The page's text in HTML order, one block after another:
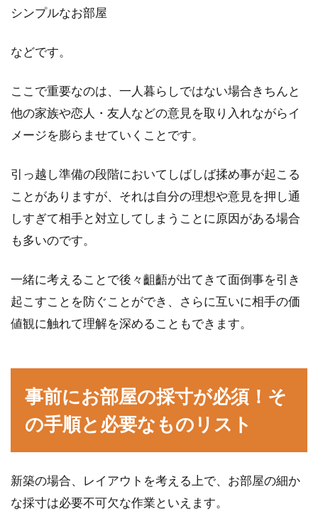
何時までなら許される？！
壁一枚で仕切られているような賃貸アパートで
きには騒音ト...
アパートなどの賃貸住宅にお住まいの方の中に
は、光回線を利用してインターネットを楽しん
でいる方も多...
アパートで同棲する時世帯主はどう
する？2人共世帯主可能？
彼と、彼女と、アパートで同棲することになっ
に住んで...
シンプルなお部屋
などです。
ここで重要なのは、一人暮らしではない場合きちんと
他の家族や恋人・友人などの意見を取り入れながらイ
メージを膨らませていくことです。
引っ越し準備の段階においてしばしば揉め事が起こる
ことがありますが、それは自分の理想や意見を押し通
しすぎて相手と対立してしまうことに原因がある場合
も多いのです。
一緒に考えることで後々齟齬が出てきて面倒事を引き
起こすことを防ぐことができ、さらに互いに相手の価
値観に触れて理解を深めることもできます。
事前にお部屋の採寸が必須！そ
の手順と必要なものリスト
新築の場合、レイアウトを考える上で、お部屋の細か
な採寸は必要不可欠な作業といえます。